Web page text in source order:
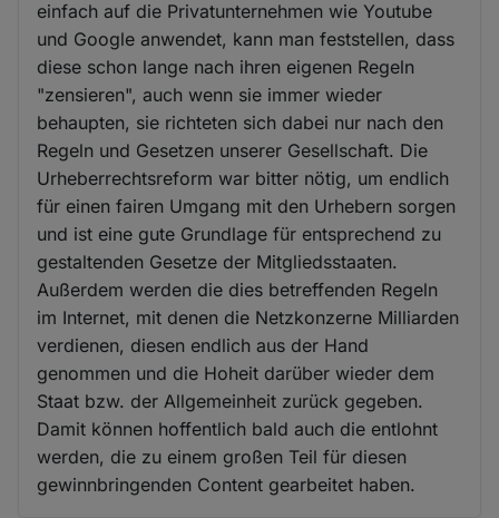
einfach auf die Privatunternehmen wie Youtube
und Google anwendet, kann man feststellen, dass
diese schon lange nach ihren eigenen Regeln
"zensieren", auch wenn sie immer wieder
behaupten, sie richteten sich dabei nur nach den
Regeln und Gesetzen unserer Gesellschaft. Die
Urheberrechtsreform war bitter nötig, um endlich
für einen fairen Umgang mit den Urhebern sorgen
und ist eine gute Grundlage für entsprechend zu
gestaltenden Gesetze der Mitgliedsstaaten.
Außerdem werden die dies betreffenden Regeln
im Internet, mit denen die Netzkonzerne Milliarden
verdienen, diesen endlich aus der Hand
genommen und die Hoheit darüber wieder dem
Staat bzw. der Allgemeinheit zurück gegeben.
Damit können hoffentlich bald auch die entlohnt
werden, die zu einem großen Teil für diesen
gewinnbringenden Content gearbeitet haben.